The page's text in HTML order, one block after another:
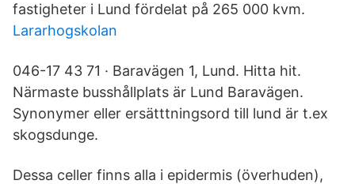
fastigheter i Lund fördelat på 265 000 kvm.
Lararhogskolan
046-17 43 71 · Baravägen 1, Lund. Hitta hit.
Närmaste busshållplats är Lund Baravägen.
Synonymer eller ersätttningsord till lund är t.ex
skogsdunge.
Dessa celler finns alla i epidermis (överhuden),